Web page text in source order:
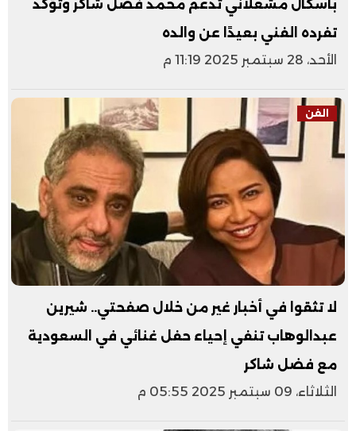
باسكال مشعلاني تدعم محمد فضل شاكر وتؤكد
تفرده الفني بعيدًا عن والده
الأحد، 28 سبتمبر 2025 11:19 م
الفن
لا تثقوا في أخبار غير من خلال صفحتي.. شيرين
عبدالوهاب تنفي إحياء حفل غنائي في السعودية
مع فضل شاكر
الثلاثاء، 09 سبتمبر 2025 05:55 م